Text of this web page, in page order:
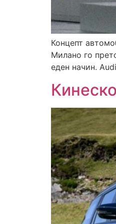
Концепт
Милано го
еден начин.